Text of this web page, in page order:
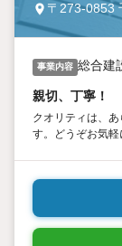
〒273-0853
事業内容 総合建
親切、丁寧！
クオリティは、
す。どうぞお気軽